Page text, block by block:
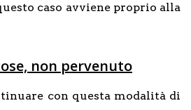
caso avviene proprio alla
non pervenuto
con questa modalità di